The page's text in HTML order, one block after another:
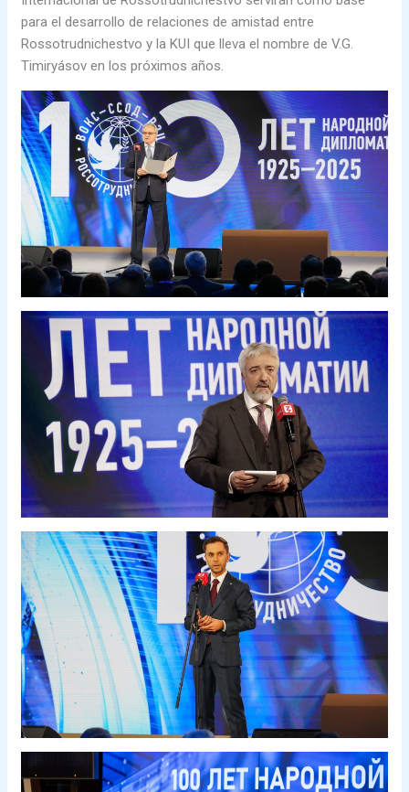
para el desarrollo de relaciones de amistad entre
Rossotrudnichestvo y la KUI que lleva el nombre de V.G.
Timiryásov en los próximos años.